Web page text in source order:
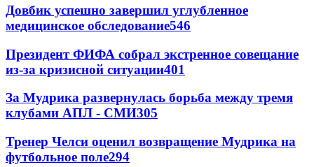
Довбик успешно завершил углубленное
медицинское обследование546
Президент ФИФА собрал экстренное совещание
из-за кризисной ситуации401
За Мудрика развернулась борьба между тремя
клубами АПЛ - СМИ305
Тренер Челси оценил возвращение Мудрика на
футбольное поле294